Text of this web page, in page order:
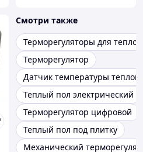
Смотри также
Терморегуляторы для
Терморегулятор
Датчик температуры
Теплый пол электрический
Терморегулятор цифровой
Теплый пол под плитку
Механический